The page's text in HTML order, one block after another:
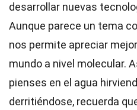
desarrollar nuevas
Aunque parece un tema
nos permite apreciar
mundo a nivel molecular.
pienses en el agua
derritiéndose, recuerda